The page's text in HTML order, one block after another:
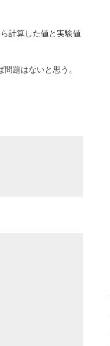
計算した値と実験値
題はないと思う。